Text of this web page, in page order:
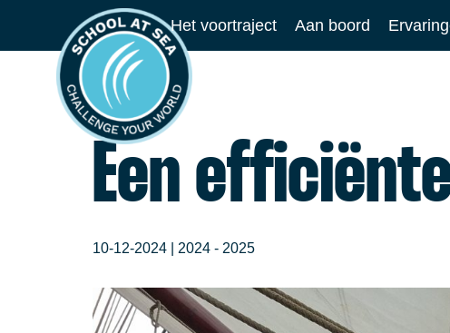
de
School
at
Sea
Het voortraject Aan boord
Een
10-12-2024 | 2024 - 2025